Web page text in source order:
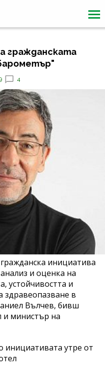
гражданската
4
инициатива
и оценка на
устойчивостта и
здравеопазване в
Вълчев, бивш
и министър на
инициативата утре от